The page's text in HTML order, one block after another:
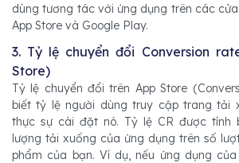
dùng tương tác với ứng dụng trên các
App Store và Google Play.
3. Tỷ lệ chuyển đổi Conversion
Store)
Tỷ lệ chuyển đổi trên App Store
biết tỷ lệ người dùng truy cập trang tải
thực sự cài đặt nó. Tỷ lệ CR được tính
lượng tải xuống của ứng dụng trên số
phẩm của bạn. Ví dụ, nếu ứng dụng